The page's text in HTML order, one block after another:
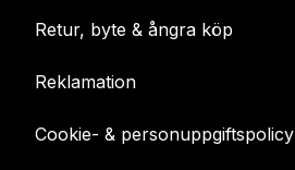
Retur, byte & ångra köp
Reklamation
Cookie- & personuppgiftspolicy